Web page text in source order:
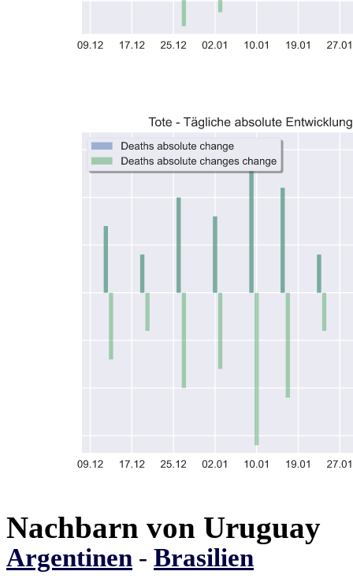
Nachbarn von Uruguay
Argentinen - Brasilien